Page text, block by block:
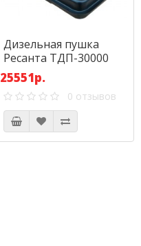
Дизельная пушка
Ресанта ТДП-30000
25551р.
0 отзывов